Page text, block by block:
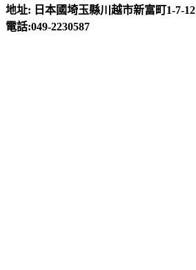
地址: 日本國埼玉縣川越市新富町1-7-12
電話:049-2230587